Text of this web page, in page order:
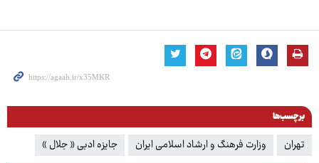
برچسب‌ها
تهران وزارت فرهنگ و ارشاد اسلامی ایران جایزه ادبی « جلال »